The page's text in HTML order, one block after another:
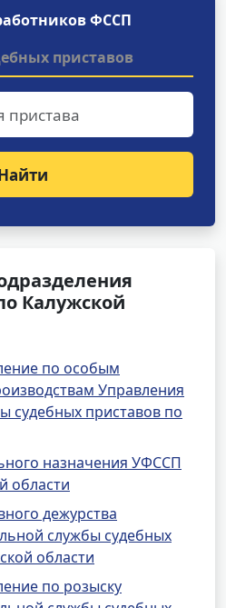
ФССП
приставов
Калужской
по особым
Управления
судебных приставов по
назначения УФССП
области
дежурства
службы судебных
области
по розыску